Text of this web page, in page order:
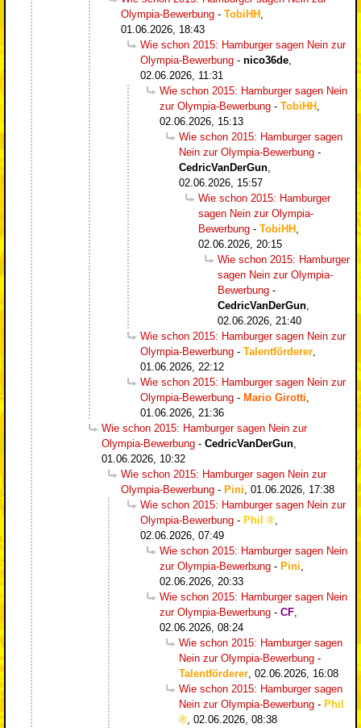
Olympia-Bewerbung - TobiHH ,
01.06.2026, 18:43
Wie schon 2015: Hamburger sagen Nein zur
Olympia-Bewerbung - nico36de,
02.06.2026, 11:31
Wie schon 2015: Hamburger sagen Nein
zur Olympia-Bewerbung - TobiHH ,
02.06.2026, 15:13
Wie schon 2015: Hamburger sagen
Nein zur Olympia-Bewerbung -
CedricVanDerGun,
02.06.2026, 15:57
Wie schon 2015: Hamburger
sagen Nein zur Olympia-
Bewerbung - TobiHH ,
02.06.2026, 20:15
Wie schon 2015: Hamburger
sagen Nein zur Olympia-
Bewerbung -
CedricVanDerGun,
02.06.2026, 21:40
Wie schon 2015: Hamburger sagen Nein zur
Olympia-Bewerbung - Talentförderer,
01.06.2026, 22:12
Wie schon 2015: Hamburger sagen Nein zur
Olympia-Bewerbung - Mario Girotti,
01.06.2026, 21:36
Wie schon 2015: Hamburger sagen Nein zur
Olympia-Bewerbung - CedricVanDerGun,
01.06.2026, 10:32
Wie schon 2015: Hamburger sagen Nein zur
Olympia-Bewerbung - Pini, 01.06.2026, 17:38
Wie schon 2015: Hamburger sagen Nein zur
Olympia-Bewerbung - Phil
,
02.06.2026, 07:49
Wie schon 2015: Hamburger sagen Nein
zur Olympia-Bewerbung - Pini,
02.06.2026, 20:33
Wie schon 2015: Hamburger sagen Nein
zur Olympia-Bewerbung - CF,
02.06.2026, 08:24
Wie schon 2015: Hamburger sagen
Nein zur Olympia-Bewerbung -
Talentförderer, 02.06.2026, 16:08
Wie schon 2015: Hamburger sagen
Nein zur Olympia-Bewerbung - Phil
, 02.06.2026, 08:38